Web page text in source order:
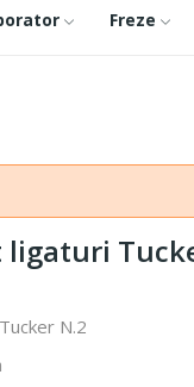
Freze
N.2